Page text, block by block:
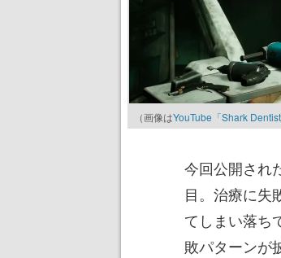
（画像はYouTube「Shark
今回公開され
目。治療に失
てしまい落ち
敗パターンが